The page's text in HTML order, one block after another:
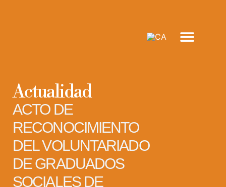
Actualidad
ACTO DE
RECONOCIMIENTO
DEL VOLUNTARIADO
DE GRADUADOS
SOCIALES DE